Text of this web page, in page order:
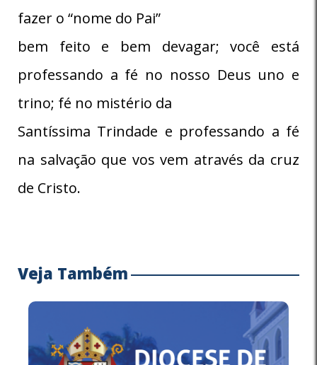
fazer o “nome do Pai”
bem feito e bem devagar; você está
professando a fé no nosso Deus uno e
trino; fé no mistério da
Santíssima Trindade e professando a fé
na salvação que vos vem através da cruz
de Cristo.
Veja Também